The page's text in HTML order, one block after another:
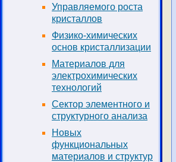
Управляемого роста
кристаллов
Физико-химических
основ кристаллизации
Материалов для
электрохимических
технологий
Сектор элементного и
структурного анализа
Новых
функциональных
материалов и структур